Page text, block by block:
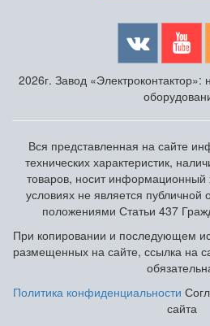
2026г. Завод «Электроконтактор»:
Вся представленная на сайте
технических характеристик,
товаров, носит информационный
условиях не является
положениями Статьи 437
При копировании и последующем
размещенных на сайте, ссылка на
Политика конфиденциальности
сайта